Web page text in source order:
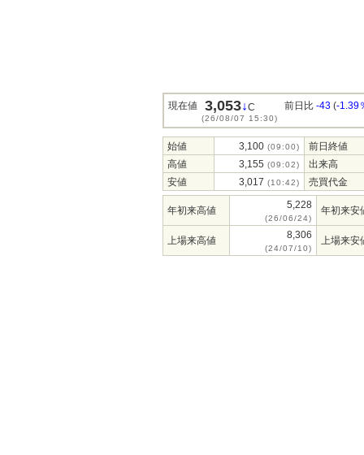
現在値 3,053↓C
(26/08/07 15:30)
前日比 -43 (-1.39
始値 3,100 (09:00)
前日終値
高値
3,155 (09:02)
出来高
安値
3,017 (10:42) 売買代金
年初来高値 5,228
(26/06/24)
年初来安
上場来高値 8,306
(24/07/10)
上場来安